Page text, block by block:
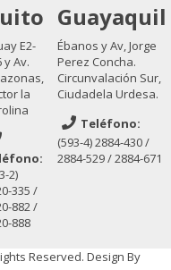
E2-
y Av.
la
2)
335 /
882 /
888
Guayaquil
Ébanos y Av, Jorge
Perez Concha.
Circunvalación Sur,
Ciudadela Urdesa.
Teléfono:
(593-4) 2884-430 /
2884-529 / 2884-671
Reserved. Design By